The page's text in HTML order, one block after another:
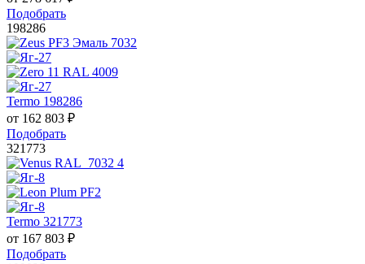
Подобрать
198286
Termo 198286
от 162 803 ₽
Подобрать
321773
Termo 321773
от 167 803 ₽
Подобрать